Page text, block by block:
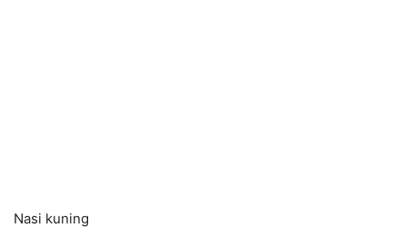
Nasi kuning